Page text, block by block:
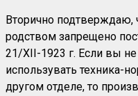
Вторично подтверждаю,
родством запрещено
21/XII-1923 г. Если вы
использувать техника-
другом отделе, то